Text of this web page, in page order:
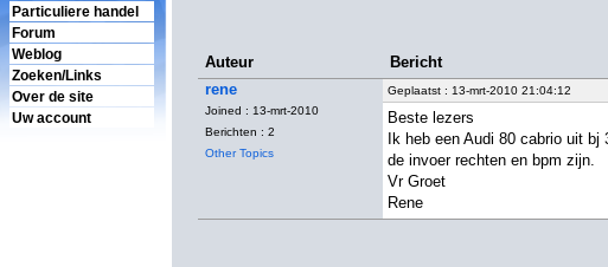
Particuliere handel
Forum
Weblog
Zoeken/Links
Over de site
Uw account
Auteur
Bericht
rene
Joined : 13-mrt-2010
Berichten : 2
Other Topics
Geplaatst : 13-mrt-2010 21:04:12
Beste lezers
Ik heb een Audi 80 cabrio uit
de invoer rechten en bpm zijn.
Vr Groet
Rene